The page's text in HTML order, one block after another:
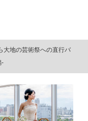
大地の芸術祭への直行バ
-